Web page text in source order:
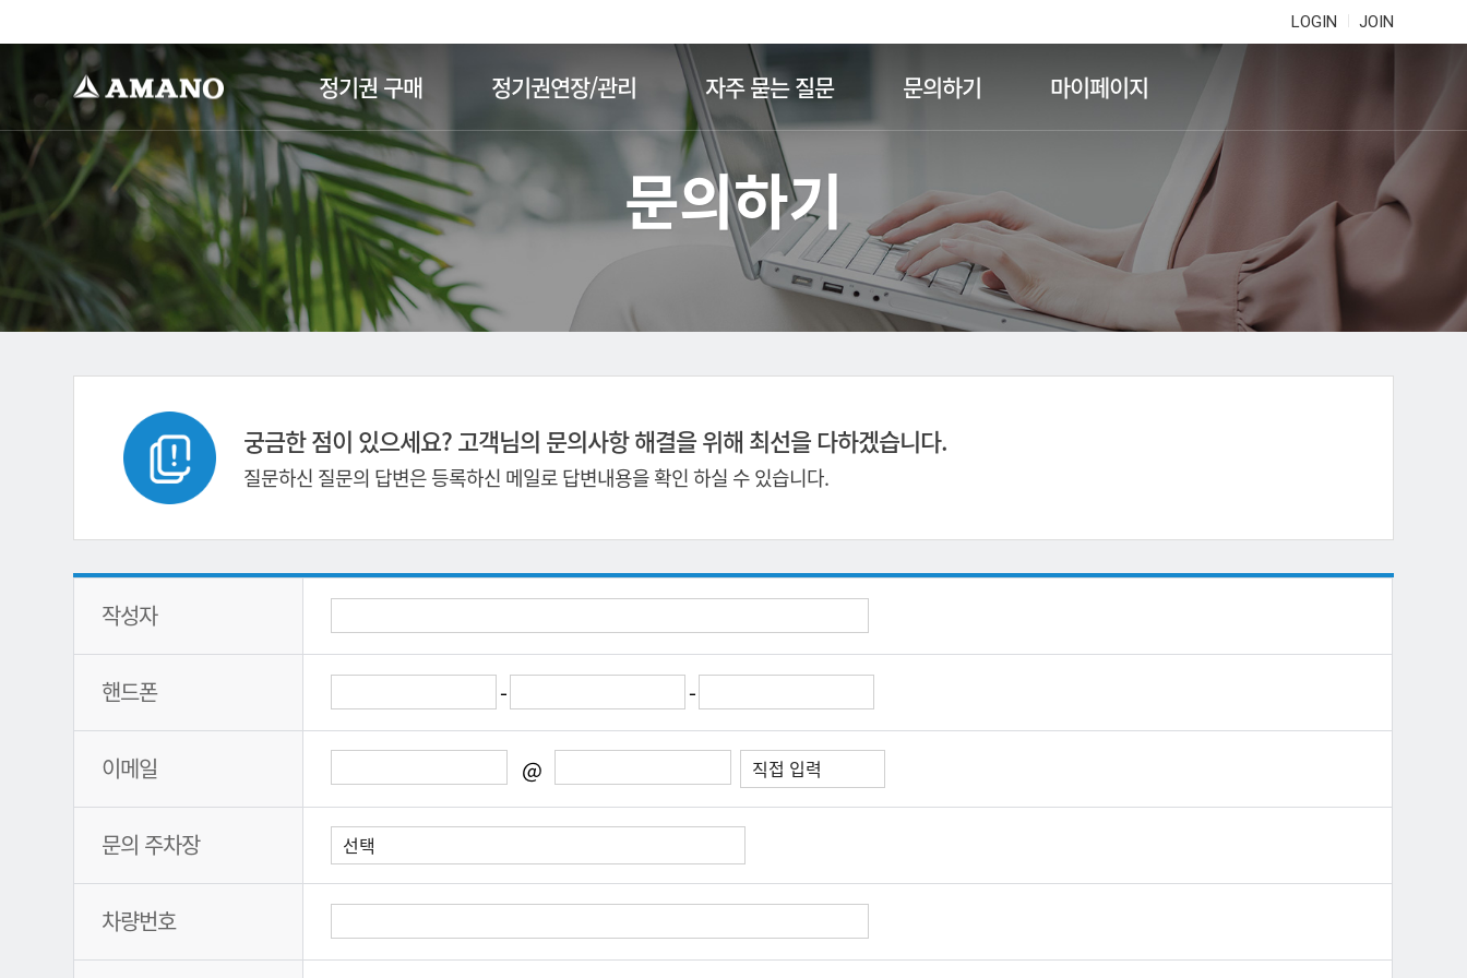
LOGIN JOIN
정기권 구매 정기권연장/관리 자주 묻는 질문 문의하기 마이페이지
문의하기
궁금한 점이 있으세요? 고객님의 문의사항 해결을 위해 최선을 다하겠습니다.
질문하신 질문의 답변은 등록하신 메일로 답변내용을 확인 하실 수 있습니다.
작성자
핸드폰 - -
이메일 @
문의 주차장
차량번호